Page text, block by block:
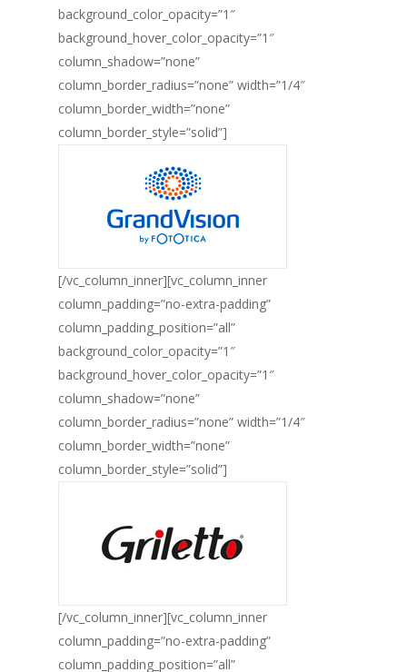
background_color_opacity=”1″
background_hover_color_opacity=”1″
column_shadow=”none”
column_border_radius=”none” width=”1/4″
column_border_width=”none”
column_border_style=”solid”]
[/vc_column_inner][vc_column_inner
column_padding=”no-extra-padding”
column_padding_position=”all”
background_color_opacity=”1″
background_hover_color_opacity=”1″
column_shadow=”none”
column_border_radius=”none” width=”1/4″
column_border_width=”none”
column_border_style=”solid”]
[/vc_column_inner][vc_column_inner
column_padding=”no-extra-padding”
column_padding_position=”all”